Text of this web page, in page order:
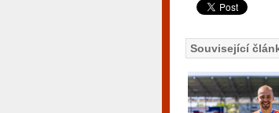
Související